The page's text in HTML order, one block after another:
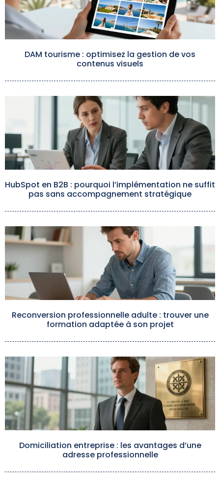
DAM tourisme : optimisez la gestion de vos
contenus visuels
HubSpot en B2B : pourquoi l’implémentation ne suffit
pas sans accompagnement stratégique
Reconversion professionnelle adulte : trouver une
formation adaptée à son projet
Domiciliation entreprise : les avantages d’une
adresse professionnelle